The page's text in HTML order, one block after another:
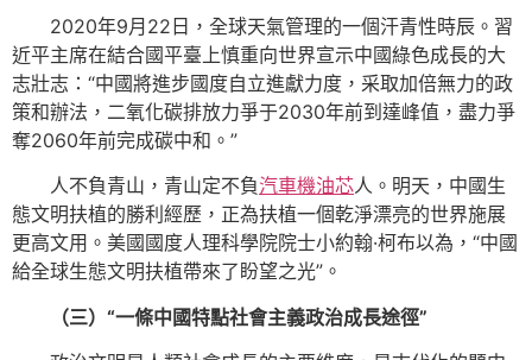
2020年9月22日，全球天氣管理的一個汗青性時辰。習
近平主席在結合國平臺上慎重向世界宣示中國綠色成長的大
志壯志：“中國將進步國度自立進獻力度，采取加倍無力的政
策和辦法，二氧化碳排放力爭于2030年前到達峰值，盡力爭
奪2060年前完成碳中和。”
人不負青山，青山定不負汽車機油芯人。明天，中國生
態文明扶植的勝利經歷，正為扶植一個乾淨漂亮的世界施展
更高文用。美國國度人理科學院院士小約翰·柯布以為，“中國
給全球生態文明扶植帶來了盼望之光”。
（三）“一條中國特點社會主義政治成長途徑”